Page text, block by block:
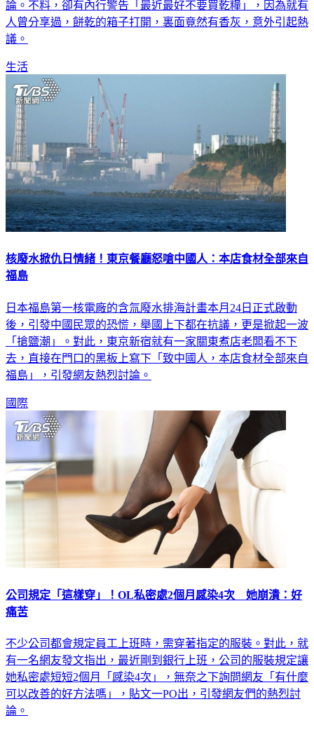
論。不料，卻有內行警告「最近最好不要買乾糧」，因為就有
人曾分享過，餅乾的箱子打開，裏面竟然有香灰，意外引起熱
議。
生活
核廢水掀仇日情緒！東京餐廳怒嗆中國人：本店食材全部來自
福島
日本福島第一核電廠的含氚廢水排海計畫本月24日正式啟動
後，引發中國民眾的恐慌，舉國上下都在抗議，更是掀起一波
「搶鹽潮」。對此，東京新宿就有一家關東煮店老闆看不下
去，直接在門口的黑板上寫下「致中國人，本店食材全部來自
福島」，引發網友熱烈討論。
國際
公司規定「這樣穿」！OL私密處2個月感染4次 她崩潰：好
痛苦
不少公司都會規定員工上班時，需穿著指定的服裝。對此，就
有一名網友發文指出，最近剛到銀行上班，公司的服裝規定讓
她私密處短短2個月「感染4次」，無奈之下詢問網友「有什麼
可以改善的好方法嗎」，貼文一PO出，引發網友們的熱烈討
論。